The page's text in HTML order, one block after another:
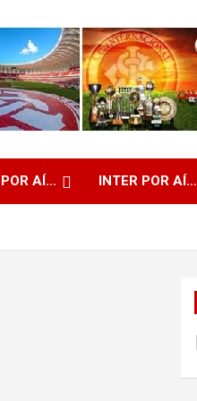
AÍ… INTER POR AÍ…